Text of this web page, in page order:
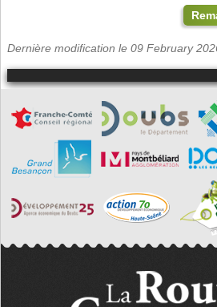
Dernière modification le 09 February